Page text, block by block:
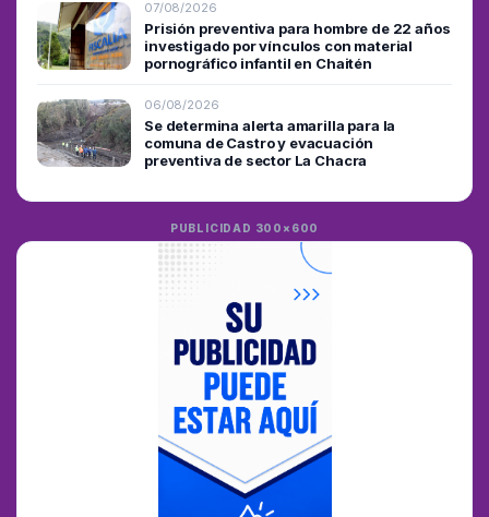
07/08/2026
Prisión preventiva para hombre de 22 años
investigado por vínculos con material
pornográfico infantil en Chaitén
06/08/2026
Se determina alerta amarilla para la
comuna de Castro y evacuación
preventiva de sector La Chacra
PUBLICIDAD 300×600